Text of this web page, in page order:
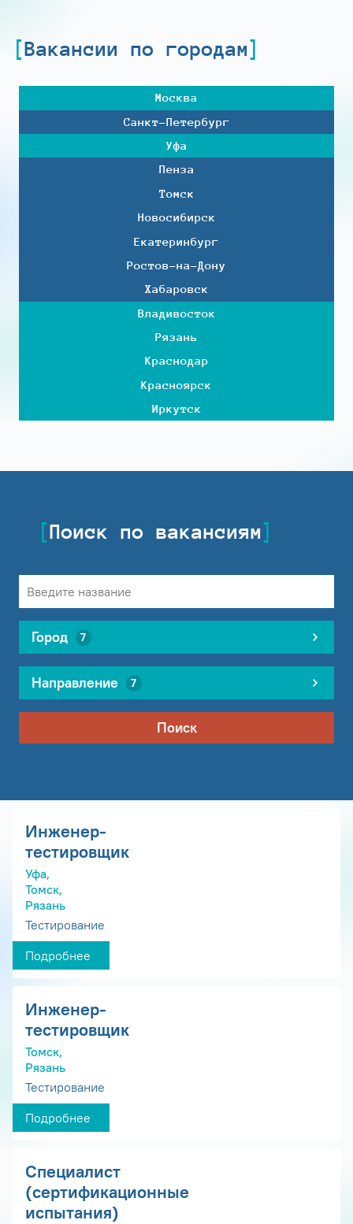
Вакансии по городам
Москва
Санкт-Петербург
Уфа
Пенза
Томск
Новосибирск
Екатеринбург
Ростов-на-Дону
Хабаровск
Владивосток
Рязань
Краснодар
Красноярск
Иркутск
Поиск по вакансиям
Город 7
Направление 7
Поиск
Инженер-
тестировщик
Уфа,
Томск,
Рязань
Тестирование
Подробнее
Инженер-
тестировщик
Томск,
Рязань
Тестирование
Подробнее
Специалист
(сертификационные
испытания)